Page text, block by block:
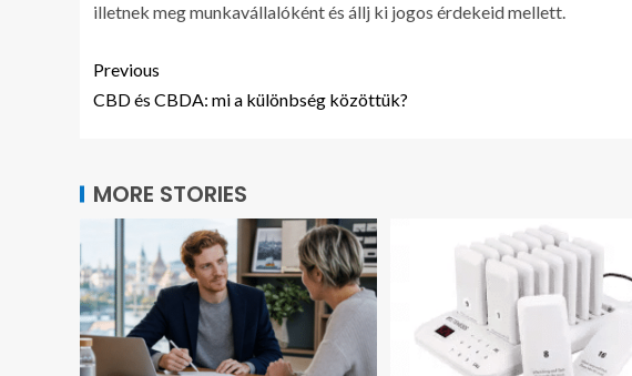
illetnek meg munkavállalóként és állj ki jogos érdekeid mellett.
Previous
CBD és CBDA: mi a különbség közöttük?
MORE STORIES